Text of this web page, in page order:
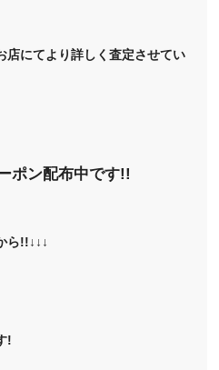
店にてより詳しく査定させてい
ポン配布中です!!
ら!!↓↓↓
!